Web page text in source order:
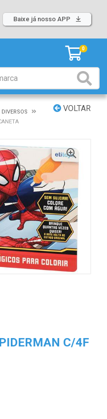
Baixe já nosso APP
0
VOLTAR
DIVERSOS
C/4F